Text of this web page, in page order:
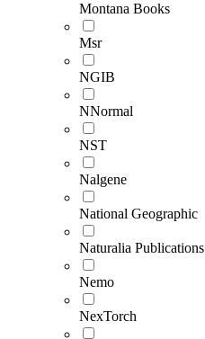
Montana Books
Msr
NGIB
NNormal
NST
Nalgene
National Geographic
Naturalia Publications
Nemo
NexTorch